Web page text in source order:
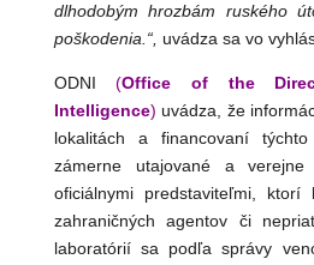
dlhodobým hrozbám ruského
poškodenia.“, uvádza sa vo
ODNI(Office of the
Intelligence) uvádza, že
lokalitách a financovaní
zámerne utajované a verejne
oficiálnymi predstaviteľmi, ktorí
zahraničných agentov či
laboratórií sa podľa správy